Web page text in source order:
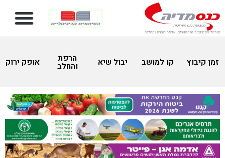
זמן קיבוץ קו למושב יבול שיא הרפת
והחלב אופק ירוק